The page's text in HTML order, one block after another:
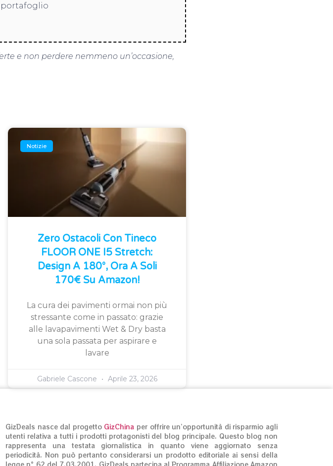
portafoglio
e non perdere nemmeno un’occasione,
Notizie
Zero Ostacoli Con Tineco
FLOOR ONE I5 Stretch:
Design A 180°, Ora A Soli
170€ Su Amazon!
La cura dei pavimenti ormai non più
stressante come in passato: grazie
alle lavapavimenti Wet & Dry basta
una sola passata per aspirare e
lavare
Gabriele Cascone Aprile 23, 2026
GizDeals nasce dal progetto GizChina per offrire un’opportunità di risparmio agli
utenti relativa a tutti i prodotti protagonisti del blog principale. Questo blog non
rappresenta una testata giornalistica in quanto viene aggiornato senza
periodicità. Non può pertanto considerarsi un prodotto editoriale ai sensi della